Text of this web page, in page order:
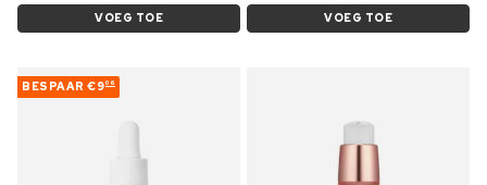
VOEG TOE VOEG TOE
BESPAAR €906